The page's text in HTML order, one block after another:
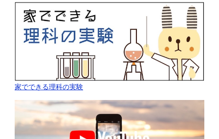
家でできる理科の実験